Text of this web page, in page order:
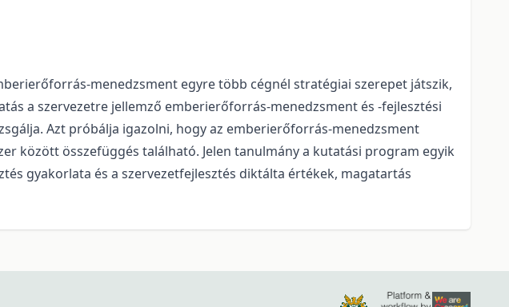
menedzsment egyre több cégnél stratégiai szerepet játszik,
a szervezetre jellemző emberierőforrás-menedzsment és -fejlesztési
Azt próbálja igazolni, hogy az emberierőforrás-menedzsment
között összefüggés található. Jelen tanulmány a kutatási program egyik
gyakorlata és a szervezetfejlesztés diktálta értékek, magatartás